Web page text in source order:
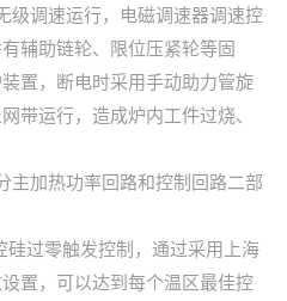
级调速运行，电磁调速器调速控
辅助链轮、限位压紧轮等固
置，断电时采用手动助力管旋
带运行，造成炉内工件过烧、
主加热功率回路和控制回路二部
过零触发控制，通过采用上海
置，可以达到每个温区最佳控